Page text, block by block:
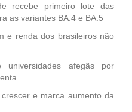
recebe primeiro lote das
as variantes BA.4 e BA.5
e renda dos brasileiros não
universidades afegãs por
e marca aumento da